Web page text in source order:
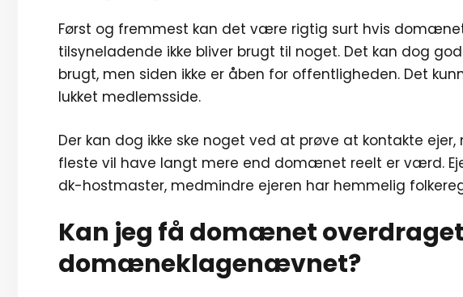
Først og fremmest kan det være rigtig surt hvis
tilsyneladende ikke bliver brugt til noget. Det kan dog
brugt, men siden ikke er åben for offentligheden. Det
lukket medlemsside.
Der kan dog ikke ske noget ved at prøve at kontakte
fleste vil have langt mere end domænet reelt er værd.
dk-hostmaster, medmindre ejeren har hemmelig
Kan jeg få domænet
domæneklagenævnet?